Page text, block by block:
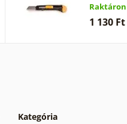
Raktáron
1 130 Ft
Kategória